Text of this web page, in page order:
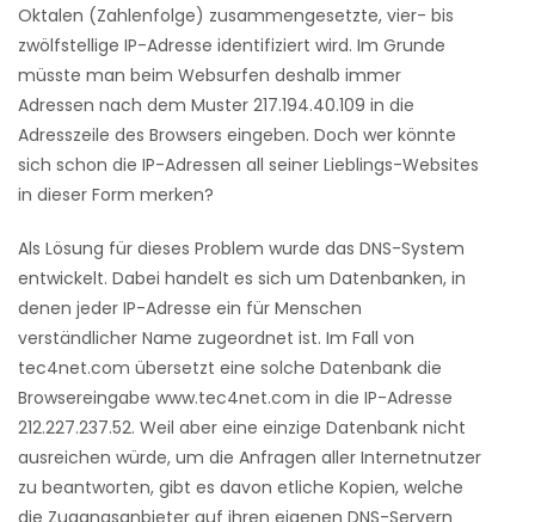
Oktalen (Zahlenfolge) zusammengesetzte, vier- bis
zwölfstellige IP-Adresse identifiziert wird. Im Grunde
müsste man beim Websurfen deshalb immer
Adressen nach dem Muster 217.194.40.109 in die
Adresszeile des Browsers eingeben. Doch wer könnte
sich schon die IP-Adressen all seiner Lieblings-Websites
in dieser Form merken?
Als Lösung für dieses Problem wurde das DNS-System
entwickelt. Dabei handelt es sich um Datenbanken, in
denen jeder IP-Adresse ein für Menschen
verständlicher Name zugeordnet ist. Im Fall von
tec4net.com übersetzt eine solche Datenbank die
Browsereingabe www.tec4net.com in die IP-Adresse
212.227.237.52. Weil aber eine einzige Datenbank nicht
ausreichen würde, um die Anfragen aller Internetnutzer
zu beantworten, gibt es davon etliche Kopien, welche